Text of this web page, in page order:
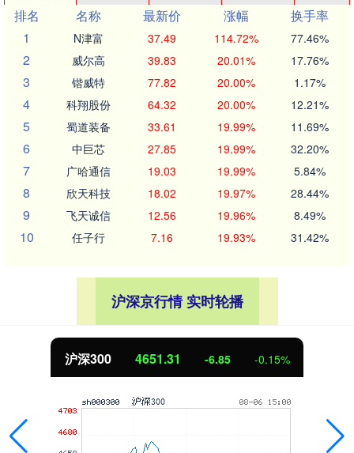
排名
名称 最新价 涨幅
换手率
1
N津富 37.49 114.72% 77.46%
2 威尔高 39.83 20.01% 17.76%
3 锴威特 77.82 20.00% 1.17%
4 科翔股份 64.32 20.00% 12.21%
5 蜀道装备 33.61 19.99% 11.69%
6 中巨芯 27.85 19.99% 32.20%
7 广哈通信 19.03 19.99% 5.84%
8 欣天科技 18.02 19.97% 28.44%
9 飞天诚信 12.56 19.96% 8.49%
10 任子行 7.16 19.93% 31.42%
沪深京行情 实时轮播
沪深300 4651.31 -6.85 -0.15%